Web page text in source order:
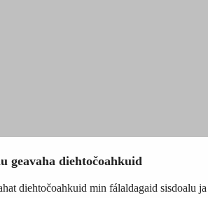
geavaha diehtočoahkuid
diehtočoahkuid min fálaldagaid sisdoalu ja